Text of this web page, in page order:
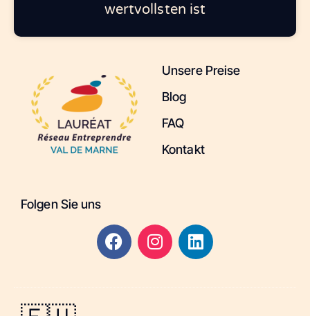
wertvollsten ist
Unsere Preise
Blog
FAQ
Kontakt
Folgen Sie uns